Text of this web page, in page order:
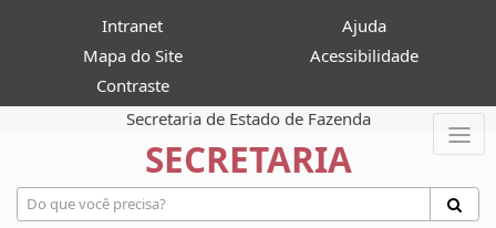
Intranet
Ajuda
Mapa do Site
Acessibilidade
Contraste
Secretaria de Estado de Fazenda
SECRETARIA